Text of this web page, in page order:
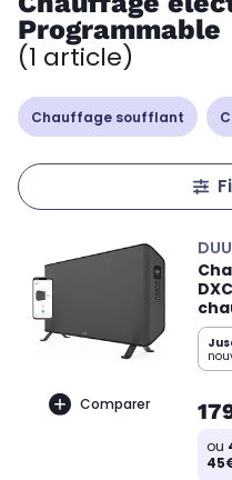
Programmable
(1 article)
Chauffage soufflant
Comparer
ou